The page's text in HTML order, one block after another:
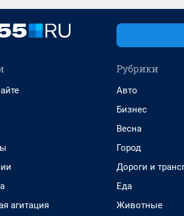
агитация
Рубрики
Авто
Бизнес
Весна
Город
Дороги и
Еда
Животные